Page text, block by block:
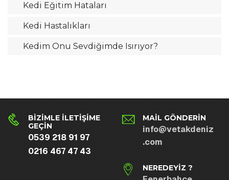
Kedi Eğitim Hataları
Kedi Hastalıkları
Kedim Onu Sevdiğimde Isırıyor?
BIZIMLE İLETIŞIME
GEÇIN
0539 218 91 97
0216 467 47 43
MAIL GÖNDERIN
info@vetakdeniz
.com
NEREDEYIZ ?